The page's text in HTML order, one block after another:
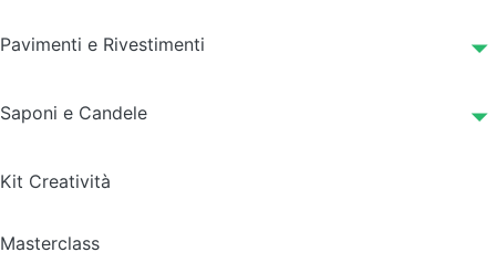
Pavimenti e Rivestimenti
Saponi e Candele
Kit Creatività
Masterclass